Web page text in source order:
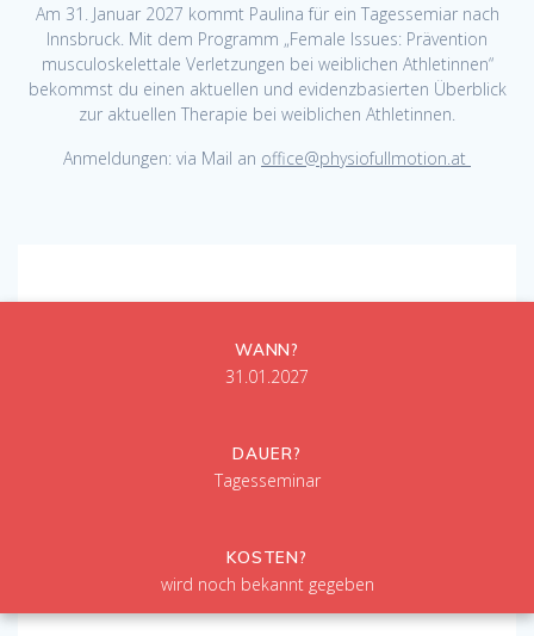
Am 31. Januar 2027 kommt Paulina für ein Tagessemiar nach
Innsbruck. Mit dem Programm „Female Issues: Prävention
musculoskelettale Verletzungen bei weiblichen Athletinnen“
bekommst du einen aktuellen und evidenzbasierten Überblick
zur aktuellen Therapie bei weiblichen Athletinnen.
Anmeldungen: via Mail an office@physiofullmotion.at
WANN?
31.01.2027
DAUER?
Tagesseminar
KOSTEN?
wird noch bekannt gegeben